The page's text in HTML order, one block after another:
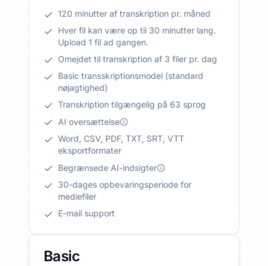
120 minutter af transkription pr. måned
Hver fil kan være op til 30 minutter lang.
Upload 1 fil ad gangen.
Omejdet til transkription af 3 filer pr. dag
Basic transskriptionsmodel (standard
nøjagtighed)
Transkription tilgængelig på 63 sprog
AI oversættelse
Word, CSV, PDF, TXT, SRT, VTT
eksportformater
Begrænsede AI-indsigter
30-dages opbevaringsperiode for
mediefiler
E-mail support
Basic